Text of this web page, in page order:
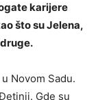
karijere
što su Jelena,
Novom Sadu.
Gde su